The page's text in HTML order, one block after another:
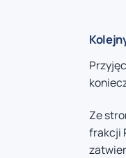
Ze
frakcji